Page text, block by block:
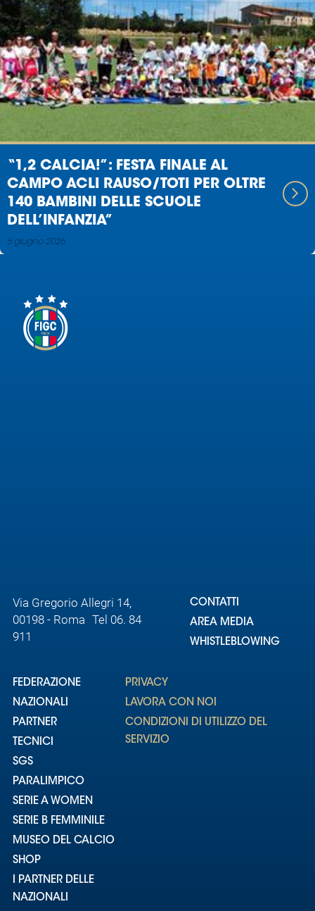
“1,2 CALCIA!”: FESTA FINALE AL
CAMPO ACLI RAUSO/TOTI PER OLTRE
140 BAMBINI DELLE SCUOLE
DELL’INFANZIA”
5 giugno 2026
Via Gregorio Allegri 14,
00198 - Roma Tel 06. 84
911
CONTATTI
AREA MEDIA
WHISTLEBLOWING
FEDERAZIONE
NAZIONALI
PARTNER
TECNICI
SGS
PARALIMPICO
SERIE A WOMEN
SERIE B FEMMINILE
MUSEO DEL CALCIO
SHOP
I PARTNER DELLE
NAZIONALI
PRIVACY
LAVORA CON NOI
CONDIZIONI DI UTILIZZO DEL
SERVIZIO